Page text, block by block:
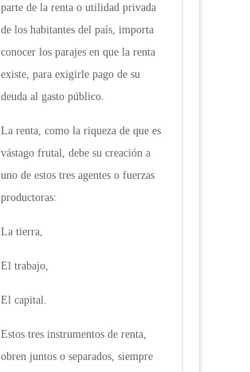
parte de la renta o utilidad privada
de los habitantes del país, importa
conocer los parajes en que la renta
existe, para exigirle pago de su
deuda al gasto público.
La renta, como la riqueza de que es
vástago frutal, debe su creación a
uno de estos tres agentes o fuerzas
productoras:
La tierra,
El trabajo,
El capital.
Estos tres instrumentos de renta,
obren juntos o separados, siempre